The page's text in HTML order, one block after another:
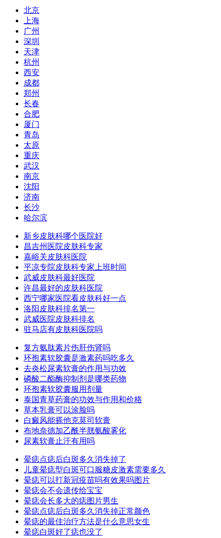
北京
上海
广州
深圳
天津
杭州
西安
成都
郑州
长春
合肥
厦门
青岛
太原
重庆
武汉
南京
沈阳
济南
长沙
哈尔滨
新乡皮肤科哪个医院好
昌吉州医院皮肤科专家
嘉峪关皮肤科医院
平凉专院皮肤科专家上班时间
武威皮肤科最好医院
许昌最好的皮肤科医院
西宁哪家医院看皮肤科好一点
洛阳皮肤科排名第一
武威医院皮肤科排名
驻马店有皮肤科医院吗
复方氨肽素片伤肝伤肾吗
环孢素软胶囊是激素药吗吃多久
去炎松尿素软膏的作用与功效
磷酸二酯酶抑制剂是哪类药物
环孢素软胶囊服用剂量
泰国青草药膏的功效与作用和价格
草本乳膏可以涂脸吗
白癜风能搽他克莫司软膏
布地奈德加乙酰半胱氨酸雾化
尿素软膏止汗有用吗
晕痣点痣后白斑多久消失掉了
儿童晕痣型白斑可口服糖皮激素需要多久
晕痣可以打新冠疫苗吗有效果吗图片
晕痣会不会遗传给宝宝
晕痣会长多大的痣图片男生
晕痣点痣后白斑多久消失掉正常颜色
晕痣的最佳治疗方法是什么意思女生
晕痣白斑好了痣也没了